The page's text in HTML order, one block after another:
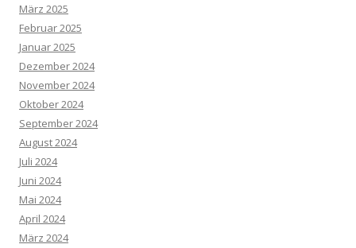
März 2025
Februar 2025
Januar 2025
Dezember 2024
November 2024
Oktober 2024
September 2024
August 2024
Juli 2024
Juni 2024
Mai 2024
April 2024
März 2024